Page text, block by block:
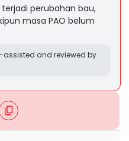
perubahan bau,
masa PAO belum
and reviewed by